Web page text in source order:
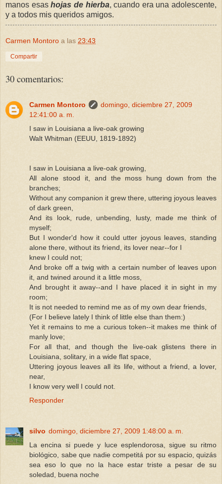
manos esashojas de hierba, cuando era una adolescente,
y a todos mis queridos amigos.
Carmen Montoro a las 23:43
Compartir
30 comentarios:
Carmen Montoro
domingo, diciembre 27, 2009
12:41:00 a. m.
I saw in Louisiana a live-oak growing
Walt Whitman (EEUU, 1819-1892)
I saw in Louisiana a live-oak growing,
All alone stood it, and the moss hung down from the
branches;
Without any companion it grew there, uttering joyous leaves
of dark green,
And its look, rude, unbending, lusty, made me think of
myself;
But I wonder'd how it could utter joyous leaves, standing
alone there, without its friend, its lover near--for I
knew I could not;
And broke off a twig with a certain number of leaves upon
it, and twined around it a little moss,
And brought it away--and I have placed it in sight in my
room;
It is not needed to remind me as of my own dear friends,
(For I believe lately I think of little else than them:)
Yet it remains to me a curious token--it makes me think of
manly love;
For all that, and though the live-oak glistens there in
Louisiana, solitary, in a wide flat space,
Uttering joyous leaves all its life, without a friend, a lover,
near,
I know very well I could not.
Responder
silvo domingo, diciembre 27, 2009 1:48:00 a. m.
La encina si puede y luce esplendorosa, sigue su ritmo
biológico, sabe que nadie competitá por su espacio, quizás
sea eso lo que no la hace estar triste a pesar de su
soledad, buena noche